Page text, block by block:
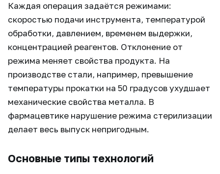
Каждая операция задаётся режимами:
скоростью подачи инструмента, температурой
обработки, давлением, временем выдержки,
концентрацией реагентов. Отклонение от
режима меняет свойства продукта. На
производстве стали, например, превышение
температуры прокатки на 50 градусов ухудшает
механические свойства металла. В
фармацевтике нарушение режима стерилизации
делает весь выпуск непригодным.
Основные типы технологий